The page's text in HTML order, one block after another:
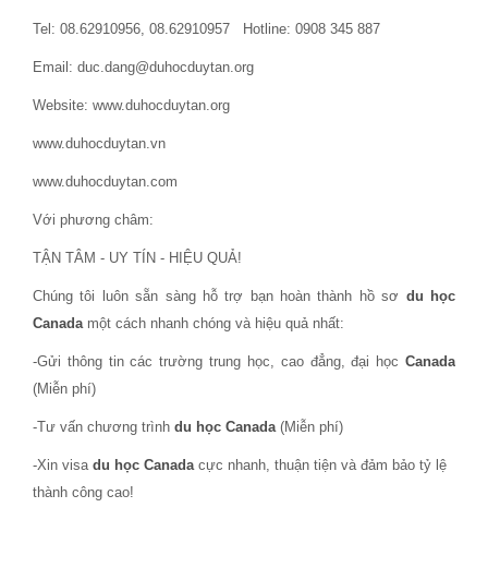
Tel: 08.62910956, 08.62910957 Hotline: 0908 345 887
Email: duc.dang@duhocduytan.org
Website: www.duhocduytan.org
www.duhocduytan.vn
www.duhocduytan.com
Với phương châm:
TẬN TÂM - UY TÍN - HIỆU QUẢ!
Chúng tôi luôn sẵn sàng hỗ trợ bạn hoàn thành hồ sơ du học
Canadamột cách nhanh chóng và hiệu quả nhất:
-Gửi thông tin các trường trung học, cao đẳng, đại học Canada
(Miễn phí)
-Tư vấn chương trình du học Canada(Miễn phí)
-Xin visa du học Canadacực nhanh, thuận tiện và đảm bảo tỷ lệ
thành công cao!